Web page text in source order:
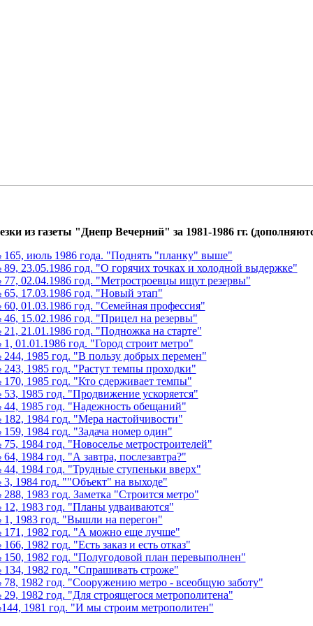
из газеты "Днепр Вечерний" за 1981-1986 гг.
июль 1986 года. "Поднять "планку" выше"
23.05.1986 год. "О горячих точках и холодной выдержке"
02.04.1986 год. "Метростроевцы ищут резервы"
17.03.1986 год. "Новый этап"
01.03.1986 год. "Семейная профессия"
15.02.1986 год. "Прицел на резервы"
21.01.1986 год. "Подножка на старте"
01.01.1986 год. "Город строит метро"
1985 год. "В пользу добрых перемен"
1985 год. "Растут темпы проходки"
1985 год. "Кто сдерживает темпы"
1985 год. "Продвижение ускоряется"
1985 год. "Надежность обещаний"
1984 год. "Мера настойчивости"
1984 год. "Задача номер один"
1984 год. "Новоселье метростроителей"
1984 год. "А завтра, послезавтра?"
1984 год. "Трудные ступеньки вверх"
1984 год. ""Объект" на выходе"
1983 год. Заметка "Строится метро"
1983 год. "Планы удваиваются"
1983 год. "Вышли на перегон"
1982 год. "А можно еще лучше"
1982 год. "Есть заказ и есть отказ"
1982 год. "Полугодовой план перевыполнен"
1982 год. "Спрашивать строже"
1982 год. "Сооружению метро - всеобщую заботу"
1982 год. "Для строящегося метрополитена"
1981 год. "И мы строим метрополитен"